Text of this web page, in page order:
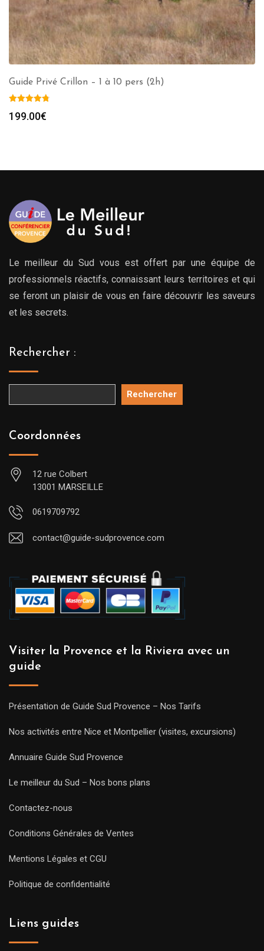
Guide Privé Crillon – 1 à 10 pers (2h)
199.00€
Le meilleur du Sud vous est offert par une équipe de
professionnels réactifs, connaissant leurs territoires et qui
se feront un plaisir de vous en faire découvrir les saveurs
et les secrets.
Rechercher :
Rechercher
Coordonnées
12 rue Colbert
13001 MARSEILLE
0619709792
contact@guide-sudprovence.com
Visiter la Provence et la Riviera avec un
guide
Présentation de Guide Sud Provence – Nos Tarifs
Nos activités entre Nice et Montpellier (visites, excursions)
Annuaire Guide Sud Provence
Le meilleur du Sud – Nos bons plans
Contactez-nous
Conditions Générales de Ventes
Mentions Légales et CGU
Politique de confidentialité
Liens guides